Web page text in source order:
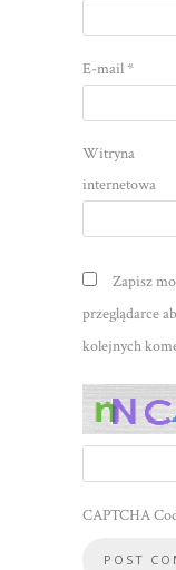
E-mail*
Witryna
internetowa
Zapisz
przeglądarce
kolejnych
CAPTCHA